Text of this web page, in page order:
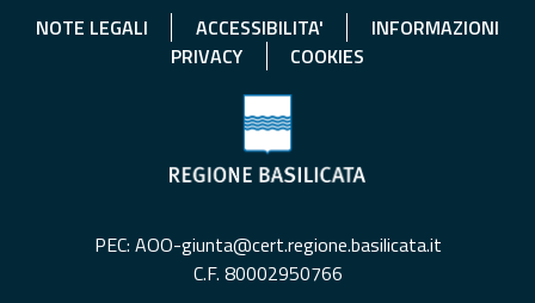
NOTE LEGALI ACCESSIBILITA'
INFORMAZIONI
PRIVACY
COOKIES
PEC: AOO-giunta@cert.regione.basilicata.it
C.F. 80002950766